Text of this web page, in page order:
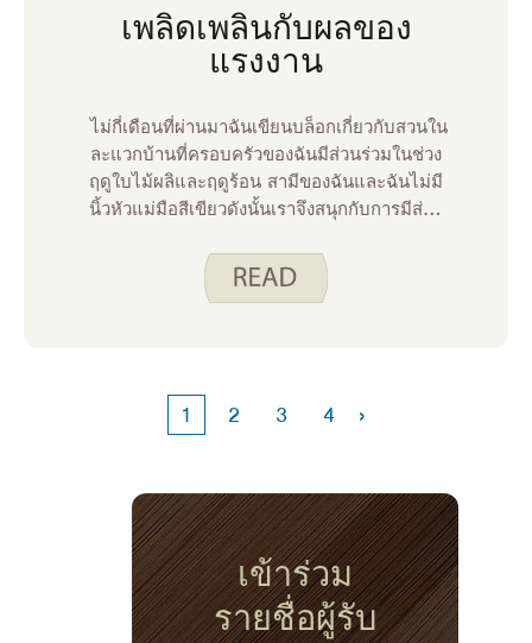
เพลิดเพลินกับผลของ
แรงงาน
ไม่กี่เดือนที่ผ่านมาฉันเขียนบล็อกเกี่ยวกับสวนใน
ละแวกบ้านที่ครอบครัวของฉันมีส่วนร่วมในช่วง
ฤดูใบไม้ผลิและฤดูร้อน สามีของฉันและฉันไม่มี
นิ้วหัวแม่มือสีเขียวดังนั้นเราจึงสนุกกับการมีส่วน
ของเราสร้างขึ้นในสวนหลังบ้านของเธอเพื่อแบ่ง
ปันกับพวกเราสองสามคนที่อาศัยอยู่ใกล้ ๆ
1 2 3 4 ›
เข้าร่วม
รายชื่อผู้รับ